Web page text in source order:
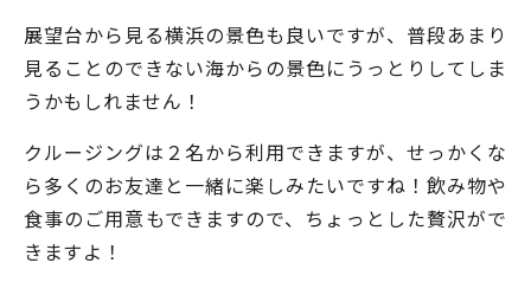
展望台から見る横浜の景色も良いですが、普段あまり
見ることのできない海からの景色にうっとりしてしま
うかもしれません！
クルージングは２名から利用できますが、せっかくな
ら多くのお友達と一緒に楽しみたいですね！飲み物や
食事のご用意もできますので、ちょっとした贅沢がで
きますよ！